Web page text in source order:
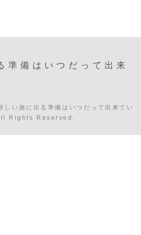
準備はいつだって出来
い旅に出る準備はいつだって出来てい
Rights Reserved.